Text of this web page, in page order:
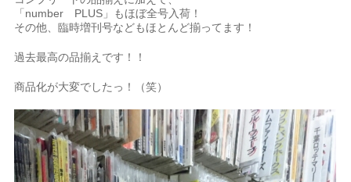
「number PLUS」もほぼ全号入荷！
その他、臨時増刊号などもほとんど揃ってます！
過去最高の品揃えです！！
商品化が大変でしたっ！（笑）